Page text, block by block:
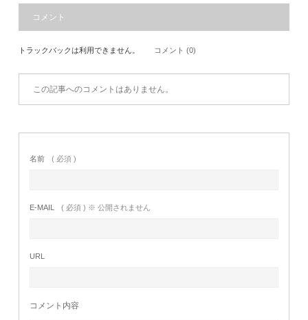
コメント
トラックバックは利用できません。 コメント (0)
この記事へのコメントはありません。
名前 ( 必須 )
E-MAIL ( 必須 ) ※ 公開されません
URL
コメント内容